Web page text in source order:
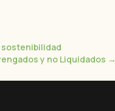
sostenibilidad
y no Liquidados →